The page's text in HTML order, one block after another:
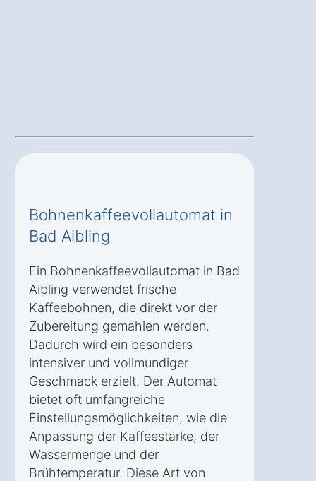
Bohnenkaffeevollautomat in
Bad Aibling
Ein Bohnenkaffeevollautomat in Bad
Aibling verwendet frische
Kaffeebohnen, die direkt vor der
Zubereitung gemahlen werden.
Dadurch wird ein besonders
intensiver und vollmundiger
Geschmack erzielt. Der Automat
bietet oft umfangreiche
Einstellungsmöglichkeiten, wie die
Anpassung der Kaffeestärke, der
Wassermenge und der
Brühtemperatur. Diese Art von